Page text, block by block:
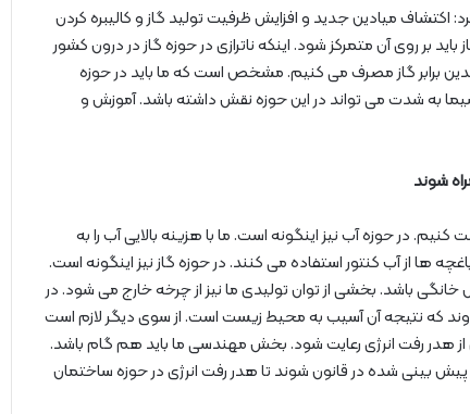
میادین جدید و افزایش ظرفیت تولید گاز و کالیبره کردن
روی آن متمرکز شود. اینکه ناترازی در حوزه گاز در درون کشور
برابر گاز مصرف می کنیم. مشخص است که ما باید در حوزه
به شدت می تواند در این حوزه نقش داشته باشد. آموزش و
شوند
در حوزه آب نیز اینگونه است. ما با هزینه بالایی آب را به
ها از آب کنتور استفاده می کنند. در حوزه گاز نیز اینگونه است.
باشد. بخشی از توان تولیدی ما نیز از چرخه خارج می شود. در
که نتیجه آن آسیب به محیط زیست است. از سوی دیگر لازم است
از هدر رفت انرژی رعایت شود. بخش مهندسی ما باید هم گام باشد.
بینی شده در قانون شوند تا هدر رفت انرژی در حوزه ساختمان